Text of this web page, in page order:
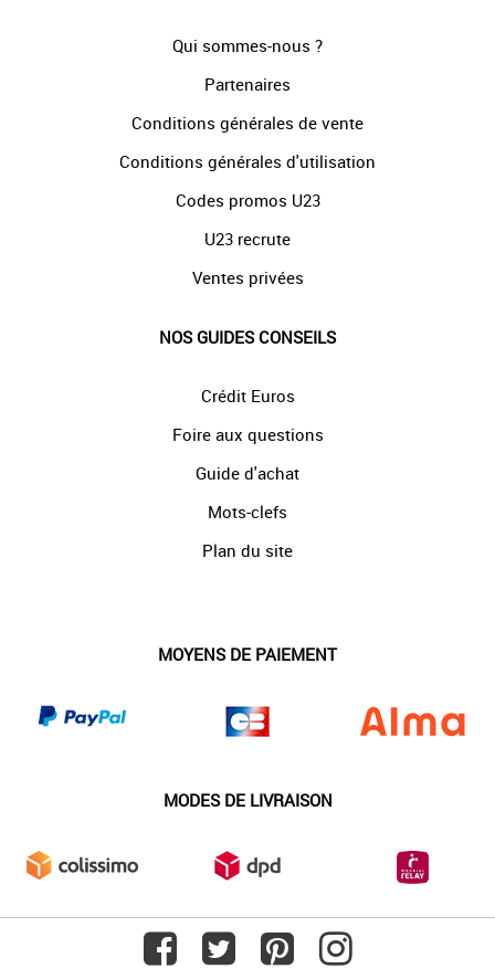
Qui sommes-nous ?
Partenaires
Conditions générales de vente
Conditions générales d'utilisation
Codes promos U23
U23 recrute
Ventes privées
NOS GUIDES CONSEILS
Crédit Euros
Foire aux questions
Guide d'achat
Mots-clefs
Plan du site
MOYENS DE PAIEMENT
MODES DE LIVRAISON